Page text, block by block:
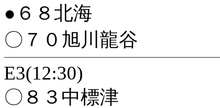
●６８北海
〇７０旭川龍谷
E3(12:30)
〇８３中標津